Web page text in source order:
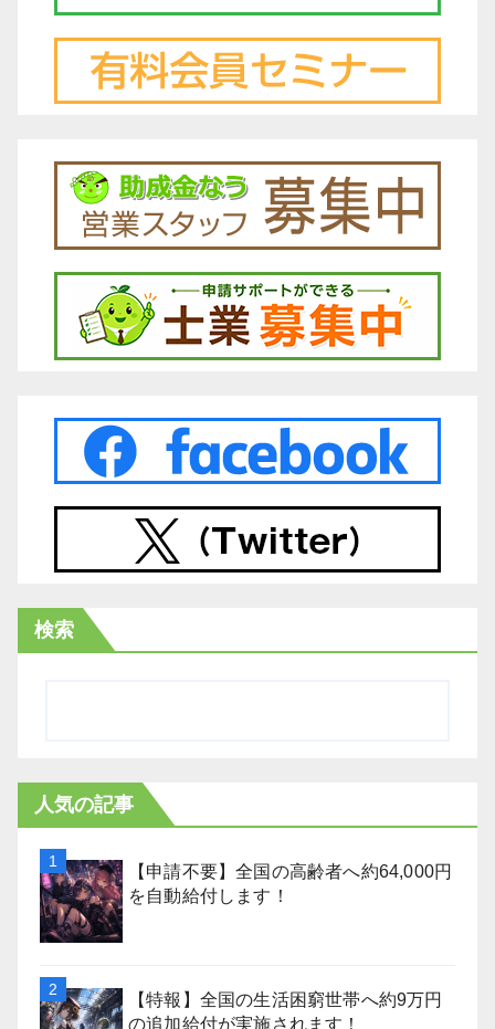
検索
人気の記事
【申請不要】全国の高齢者へ約64,000円
を自動給付します！
【特報】全国の生活困窮世帯へ約9万円
の追加給付が実施されます！